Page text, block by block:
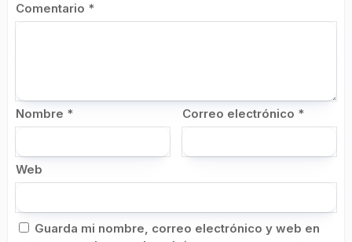
Comentario *
Nombre * Correo electrónico *
Web
Guarda mi nombre, correo electrónico y web en